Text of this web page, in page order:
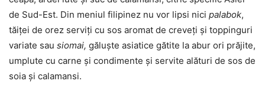
de Sud-Est. Din meniul filipinez nu vor lipsi nici palabok,
tăiței de orez serviți cu sos aromat de creveți și toppinguri
variate sau siomai, găluște asiatice gătite la abur ori prăjite,
umplute cu carne și condimente și servite alături de sos de
soia și calamansi.